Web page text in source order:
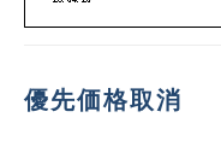
優先価格取消